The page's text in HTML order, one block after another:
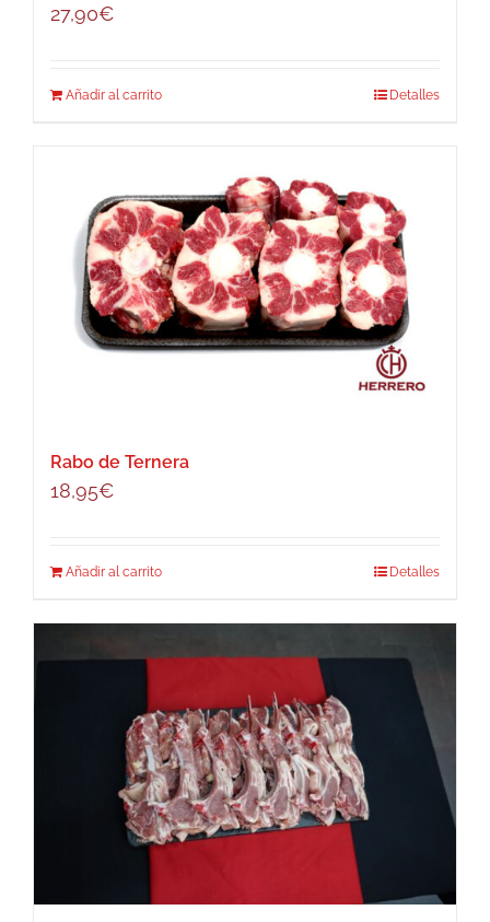
27,90€
Añadir al carrito Detalles
Rabo de Ternera
18,95€
Añadir al carrito Detalles